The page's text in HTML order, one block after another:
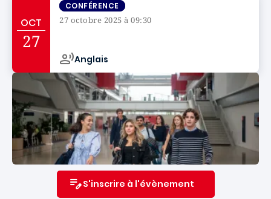
OCT
27
CONFÉRENCE
27 octobre 2025 à 09:30
Anglais
S'inscrire à l'évènement